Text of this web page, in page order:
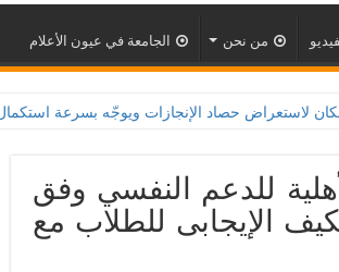
من نحن الجامعة في عيون الأعلام
للدعم النفسي وفق
الإيجابى للطلاب مع